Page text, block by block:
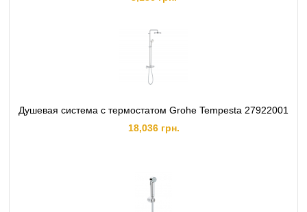
Душевая система с термостатом Grohe Tempesta 27922001
18,036 грн.